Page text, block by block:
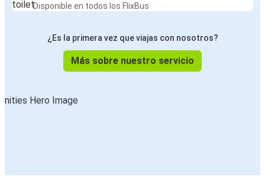
Disponible en todos los FlixBus
¿Es la primera vez que viajas con nosotros?
Más sobre nuestro servicio